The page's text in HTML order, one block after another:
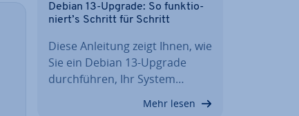
Debian 13-Upgrade: So funk­tio­
niert’s Schritt für Schritt
Diese Anleitung zeigt Ihnen, wie
Sie ein Debian 13-Upgrade
durch­füh­ren, Ihr System…
Mehr lesen